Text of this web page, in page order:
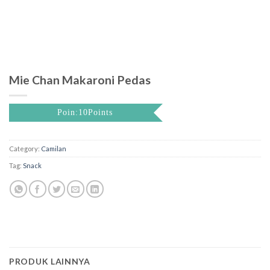
Mie Chan Makaroni Pedas
Poin:10Points
Category: Camilan
Tag: Snack
PRODUK LAINNYA